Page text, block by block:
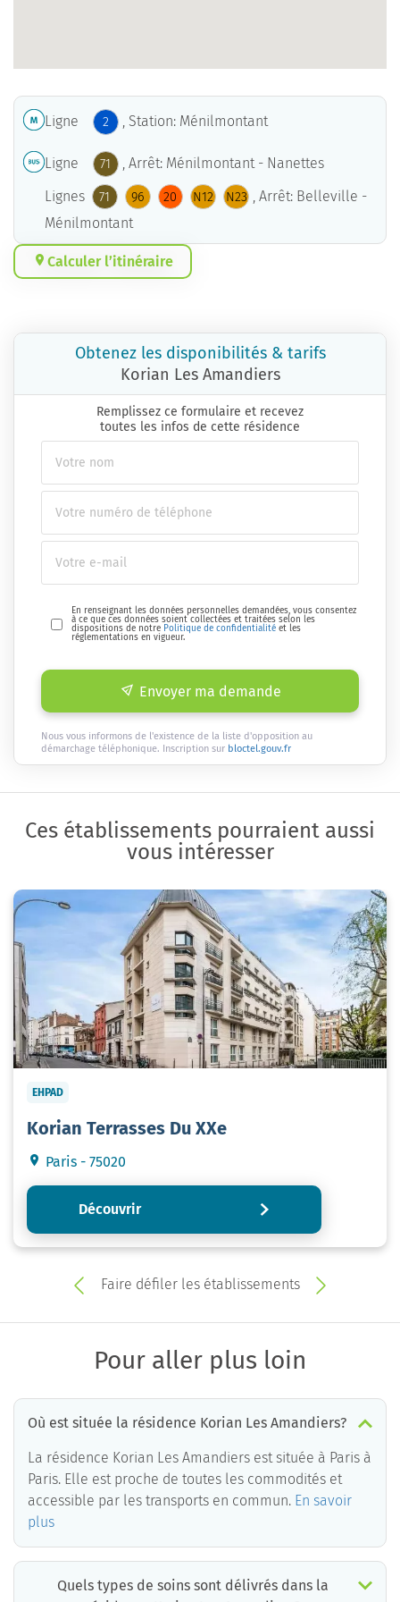
Ligne 2 , Station: Ménilmontant
Ligne 71
, Arrêt: Ménilmontant - Nanettes
Lignes
71 96 20 N12 N23
, Arrêt: Belleville -
Ménilmontant
Calculer l’itinéraire
Obtenez les disponibilités & tarifs
Korian Les Amandiers
Remplissez ce formulaire et recevez
toutes les infos de cette résidence
En renseignant les données personnelles demandées, vous consentez
à ce que ces données soient collectées et traitées selon les
dispositions de notre Politique de confidentialité et les
réglementations en vigueur.
Envoyer ma demande
Nous vous informons de l'existence de la liste d'opposition au
démarchage téléphonique. Inscription sur bloctel.gouv.fr
Ces établissements pourraient aussi
vous intéresser
EHPAD
Korian Terrasses Du XXe
Paris - 75020
Découvrir
Faire défiler les établissements
Pour aller plus loin
Où est située la résidence Korian Les Amandiers?
La résidence Korian Les Amandiers est située à Paris à
Paris. Elle est proche de toutes les commodités et
accessible par les transports en commun. En savoir
plus
Quels types de soins sont délivrés dans la